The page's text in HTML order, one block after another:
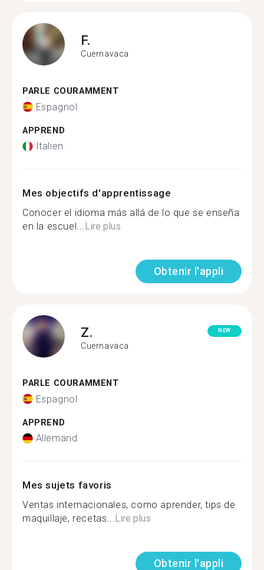
F.
Cuernavaca
PARLE COURAMMENT
Espagnol
APPREND
Italien
Mes objectifs d'apprentissage
Conocer el idioma más allá de lo que se enseña
en la escuel...Lire plus
Obtenir l'appli
Z.
Cuernavaca
NEW
PARLE COURAMMENT
Espagnol
APPREND
Allemand
Mes sujets favoris
Ventas internacionales, como aprender, tips de
maquillaje, recetas...Lire plus
Obtenir l'appli